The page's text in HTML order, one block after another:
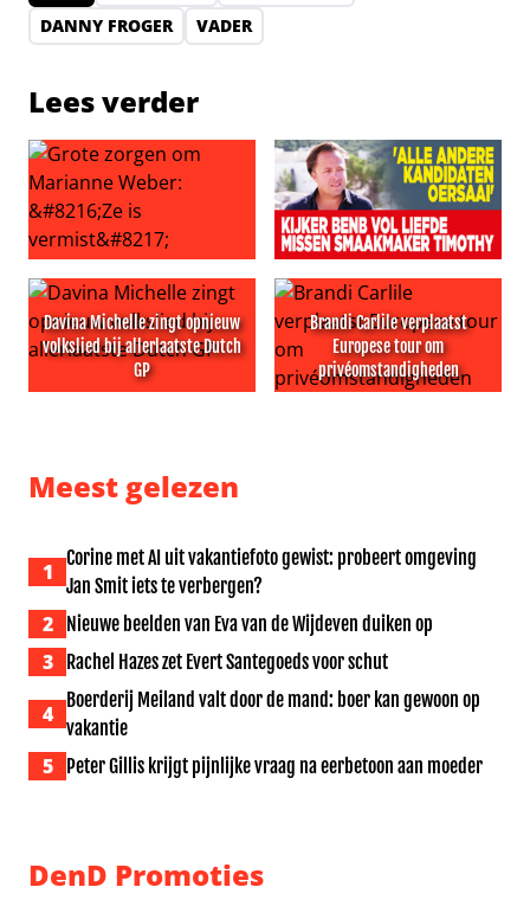
DANNY FROGER
VADER
Lees verder
Grote zorgen om Marianne Weber: ‘Ze is vermist’
Kijkers BenB Vol Liefde
Davina Michelle zingt opnieuw
volkslied bij allerlaatste Dutch
GP
Brandi Carlile verplaatst
Europese tour om
privéomstandigheden
Meest gelezen
1
Corine met AI uit vakantiefoto gewist: probeert omgeving
Jan Smit iets te verbergen?
2 Nieuwe beelden van Eva van de Wijdeven duiken op
3 Rachel Hazes zet Evert Santegoeds voor schut
4
Boerderij Meiland valt door de mand: boer kan gewoon op
vakantie
5 Peter Gillis krijgt pijnlijke vraag na eerbetoon aan moeder
DenD Promoties